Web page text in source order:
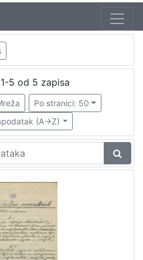
doba
5 od 5 zapisa
Po stranici: 50
(A->Z)